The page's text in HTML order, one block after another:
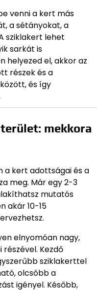
venni a kert más
a sétányokat, a
sziklakert lehet
sarkát is
helyezed el, akkor az
részek és a
és így
mekkora
a kert adottságai és a
meg. Már egy 2-3
mutatós
akár 10-15
elnyomóan nagy,
Kezdő
sziklakerttel
olcsóbb a
igényel. Később,